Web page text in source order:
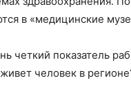
в «медицинские
четкий показатель
человек в